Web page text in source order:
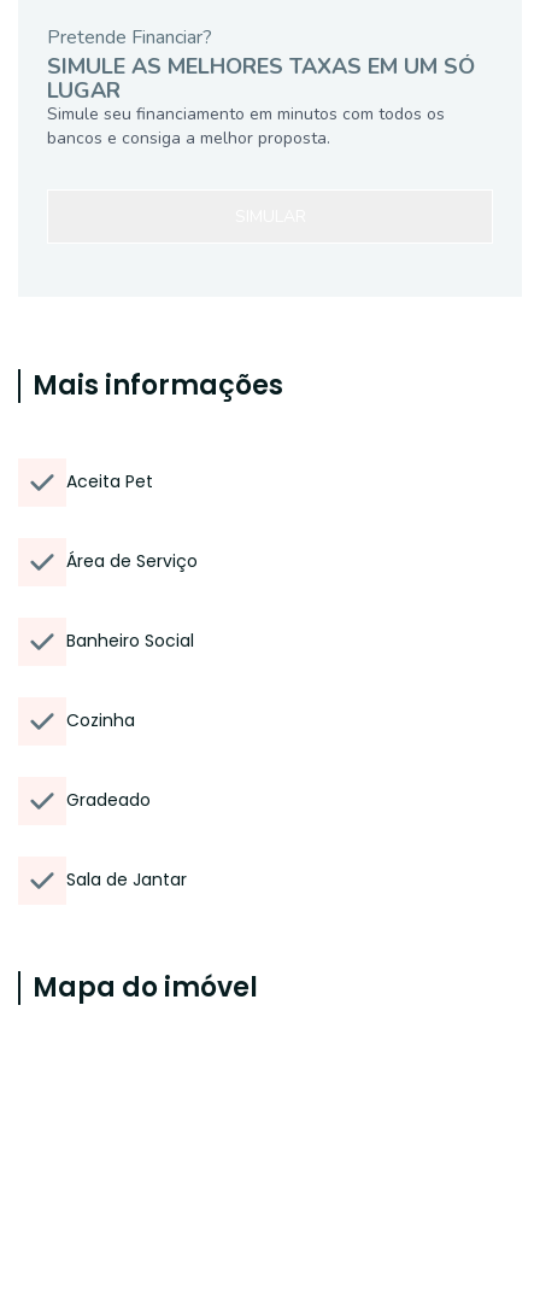
Pretende Financiar?
SIMULE AS MELHORES TAXAS EM UM SÓ
LUGAR
Simule seu financiamento em minutos com todos os
bancos e consiga a melhor proposta.
Mais informações
Aceita Pet
Área de Serviço
Banheiro Social
Cozinha
Gradeado
Sala de Jantar
Mapa do imóvel